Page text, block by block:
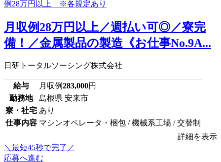
月収例28万円以上／週払い可◎／寮完
備！／金属製品の製造《お仕事No.9A...
日研トータルソーシング株式会社
給与 月収例283,000円
勤務地
島根県 安来市
寮・社宅 あり
仕事内容 マシンオペレータ・梱包 / 機械系工場 / 交替制
詳細を表示
＼最短45秒で完了／
応募へ進む